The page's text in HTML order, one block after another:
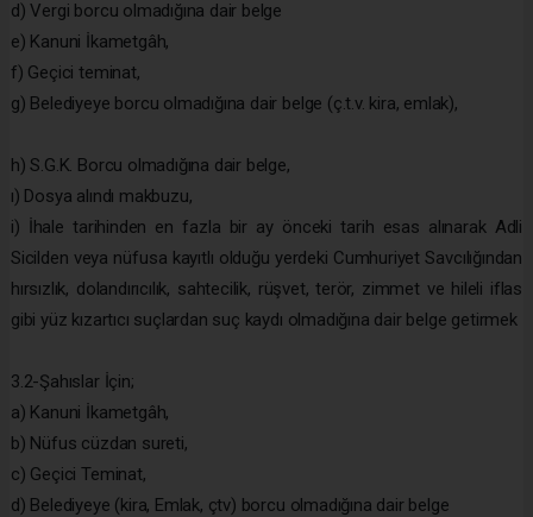
d) Vergi borcu olmadığına dair belge
e) Kanuni İkametgâh,
f) Geçici teminat,
g) Belediyeye borcu olmadığına dair belge (ç.t.v. kira, emlak),
h) S.G.K. Borcu olmadığına dair belge,
ı) Dosya alındı makbuzu,
i) İhale tarihinden en fazla bir ay önceki tarih esas alınarak Adli
Sicilden veya nüfusa kayıtlı olduğu yerdeki Cumhuriyet Savcılığından
hırsızlık, dolandırıcılık, sahtecilik, rüşvet, terör, zimmet ve hileli iflas
gibi yüz kızartıcı suçlardan suç kaydı olmadığına dair belge getirmek
3.2-Şahıslar İçin;
a) Kanuni İkametgâh,
b) Nüfus cüzdan sureti,
c) Geçici Teminat,
d) Belediyeye (kira, Emlak, çtv) borcu olmadığına dair belge